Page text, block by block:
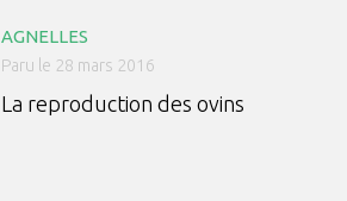
AGNELLES
Paru le 28 mars 2016
La reproduction des ovins